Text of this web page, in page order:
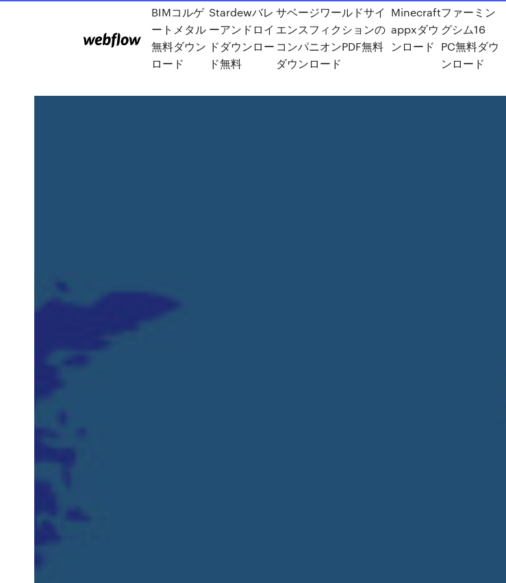
BIMコルゲ
ートメタル
無料ダウン
ロード
Stardewバレ
ーアンドロイ
ドダウンロー
ド無料
サベージワールドサイ
エンスフィクションの
コンパニオンPDF無料
ダウンロード
Minecraft
appxダウ
ンロード
ファーミン
グシム16
PC無料ダウ
ンロード